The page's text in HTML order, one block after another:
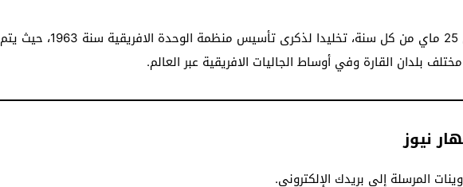
ويتم الاحتفاء بيوم إفريقيا في 25 ماي من كل سنة، تخليدا لذكرى تأسيس منظمة الوحدة الافريقية سنة 1963، حيث يتم
بلدان القارة وفي أوساط الجاليات الافريقية عبر العالم.
نيوز
المرسلة إلى بريدك الإلكتروني.